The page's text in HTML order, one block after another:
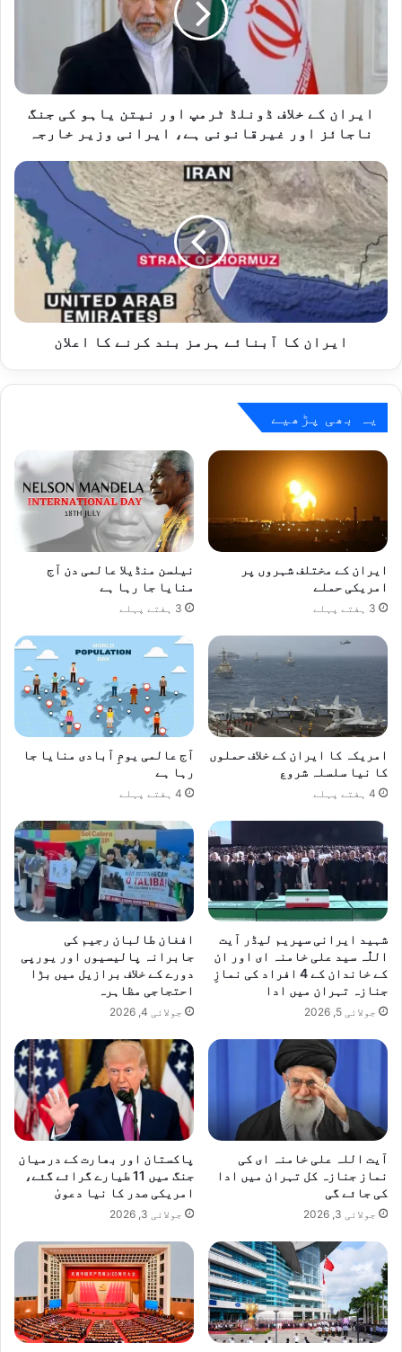
یاہو
کی
جنگ
ناجائز
غیرقانونی
ہے،
ایرانی
وزیر
خارجہ
ایران کے خلاف ڈونلڈ ٹرمپ اور نیتن یاہو کی جنگ
ناجائز اور غیرقانونی ہے، ایرانی وزیر خارجہ
ایران
کا
آبنائے
ہرمز
بند
کرنے
کا
اعلان
ایران کا آبنائے ہرمز بند کرنے کا اعلان
یہ بھی پڑھیے
ایران کے مختلف شہروں پر
امریکی حملے
3 ہفتے پہلے
نیلسن منڈیلا عالمی دن آج
منایا جا رہا ہے
3 ہفتے پہلے
امریکہ کا ایران کے خلاف حملوں
کا نیا سلسلہ شروع
4 ہفتے پہلے
آج عالمی یومِ آبادی منایا جا
رہا ہے
4 ہفتے پہلے
شہید ایرانی سپریم لیڈر آیت
اللّٰہ سید علی خامنہ ای اور ان
کے خاندان کے 4 افراد کی نمازِ
جنازہ تہران میں ادا
جولائی 5, 2026
افغان طالبان رجیم کی
جابرانہ پالیسیوں اور یورپی
دورے کے خلاف برازیل میں بڑا
احتجاجی مظاہرہ
جولائی 4, 2026
آیت اللہ علی خامنہ ای کی
نماز جنازہ کل تہران میں ادا
کی جائے گی
جولائی 3, 2026
پاکستان اور بھارت کے درمیان
جنگ میں 11 طیارے گرائے گئے،
امریکی صدر کا نیا دعویٰ
جولائی 3, 2026